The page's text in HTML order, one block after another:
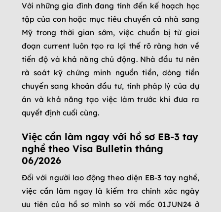
Với những gia đình đang tính đến kế hoạch học
tập của con hoặc mục tiêu chuyển cả nhà sang
Mỹ trong thời gian sớm, việc chuẩn bị từ giai
đoạn current luôn tạo ra lợi thế rõ ràng hơn về
tiến độ và khả năng chủ động. Nhà đầu tư nên
rà soát kỹ chứng minh nguồn tiền, dòng tiền
chuyển sang khoản đầu tư, tính pháp lý của dự
án và khả năng tạo việc làm trước khi đưa ra
quyết định cuối cùng.
Việc cần làm ngay với hồ sơ EB-3 tay
nghề theo Visa Bulletin tháng
06/2026
Đối với người lao động theo diện EB-3 tay nghề,
việc cần làm ngay là kiểm tra chính xác ngày
ưu tiên của hồ sơ mình so với mốc 01JUN24 ở